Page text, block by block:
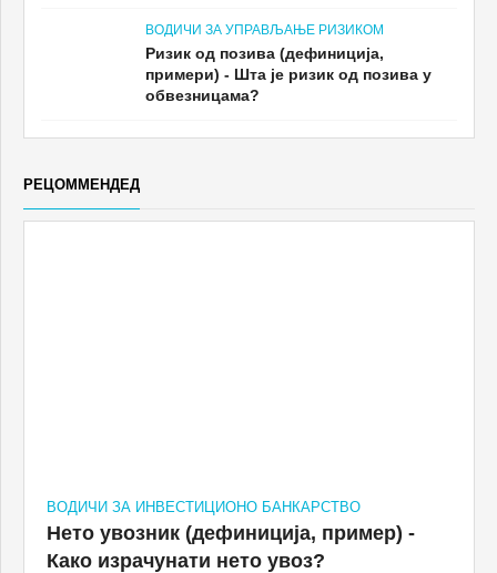
ВОДИЧИ ЗА УПРАВЉАЊЕ РИЗИКОМ
Ризик од позива (дефиниција,
примери) - Шта је ризик од позива у
обвезницама?
РЕЦОММЕНДЕД
ВОДИЧИ ЗА ИНВЕСТИЦИОНО БАНКАРСТВО
Нето увозник (дефиниција, пример) -
Како израчунати нето увоз?